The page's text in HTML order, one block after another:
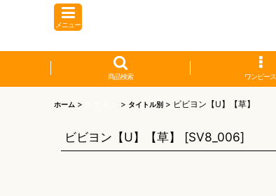
メニュー
商品検索 ワンピース
ホーム > > タイトル別 > ビビヨン【U】【草】
ビビヨン【U】【草】 [SV8_006]